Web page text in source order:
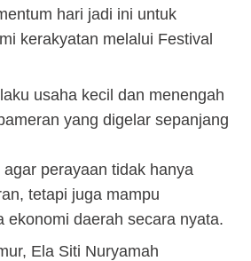
hari jadi ini untuk
kerakyatan melalui Festival
usaha kecil dan menengah
yang digelar sepanjang
perayaan tidak hanya
tetapi juga mampu
ekonomi daerah secara nyata.
Ela Siti Nuryamah